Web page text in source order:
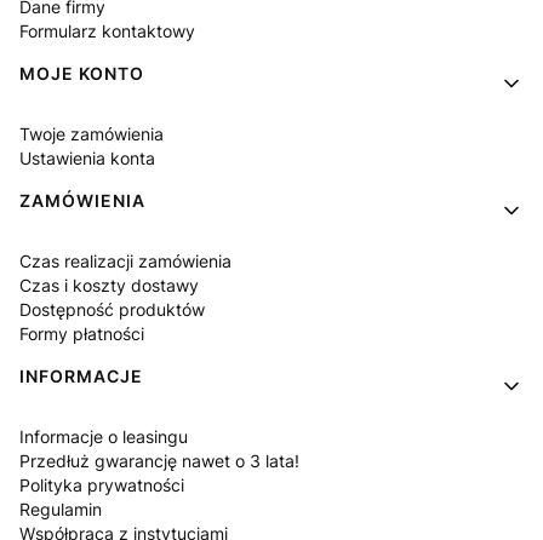
Dane firmy
Formularz kontaktowy
MOJE KONTO
Twoje zamówienia
Ustawienia konta
ZAMÓWIENIA
Czas realizacji zamówienia
Czas i koszty dostawy
Dostępność produktów
Formy płatności
INFORMACJE
Informacje o leasingu
Przedłuż gwarancję nawet o 3 lata!
Polityka prywatności
Regulamin
Współpraca z instytucjami